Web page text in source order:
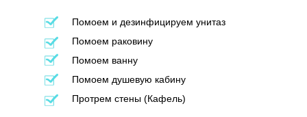
Помоем и дезинфицируем унитаз
Помоем раковину
Помоем ванну
Помоем душевую кабину
Протрем стены (Кафель)